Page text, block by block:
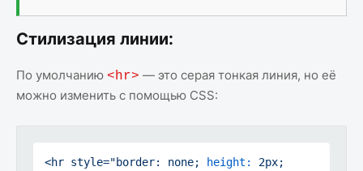
Стилизация линии:
По умолчанию <hr> — это серая тонкая линия, но её
можно изменить с помощью CSS:
<hr style="border: none; height:
2px;